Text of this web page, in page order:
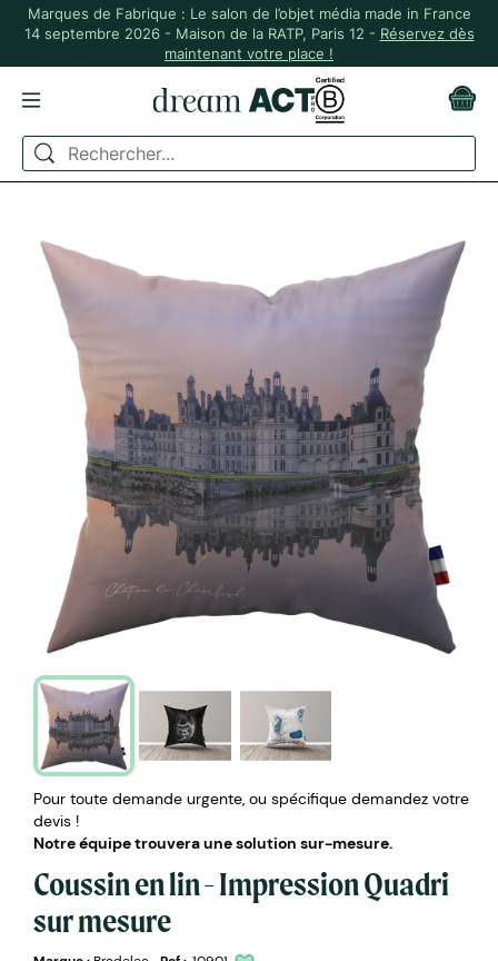
Marques de Fabrique : Le salon de l’objet média made in France
14 septembre 2026 - Maison de la RATP, Paris 12 - Réservez dès
maintenant votre place !
ACCUEIL DÉCO ET LINGE DE MAISON
COUSSIN EN LIN - IMPRESSION QUADRI SUR MESURE
Pour toute demande urgente, ou spécifique demandez votre
devis !
Notre équipe trouvera une solution sur-mesure.
Coussin en lin - Impression Quadri
sur mesure